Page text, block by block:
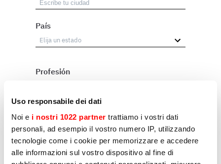
Uso responsabile dei dati
Noi e i nostri 1022 partner trattiamo i vostri dati
personali, ad esempio il vostro numero IP, utilizzando
tecnologie come i cookie per memorizzare e accedere
alle informazioni sul vostro dispositivo al fine di
País
Profesión
Otros